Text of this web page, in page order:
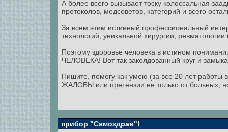
А более всего вызывает тоску колоссальная
протоколов, медсоветов, категорий и всего
За всем этим истинный профессиональный
технологий, уникальной хирургии,
Поэтому здоровье человека в истином
ЧЕЛОВЕКА! Вот так заколдованный круг и
Пишите, помогу как умею (за все 20 лет
ЖАЛОБЫ или претензии не только от больных,
прибор "Самоздрав"!